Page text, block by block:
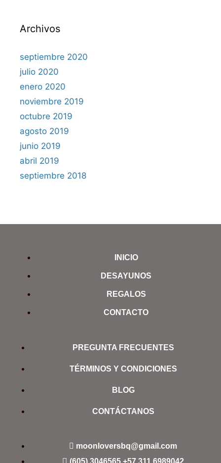
Archivos
septiembre 2020
julio 2020
enero 2020
noviembre 2019
octubre 2019
agosto 2019
junio 2019
abril 2019
septiembre 2018
INICIO
DESAYUNOS
REGALOS
CONTACTO
PREGUNTA FRECUENTES
TÉRMINOS Y CONDICIONES
BLOG
CONTÁCTANOS
moonloversbq@gmail.com
(605) 3046565 +57 311 6989042